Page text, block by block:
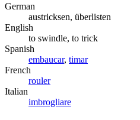
German
austricksen, überlisten
English
to swindle, to trick
Spanish
embaucar, timar
French
rouler
Italian
imbrogliare